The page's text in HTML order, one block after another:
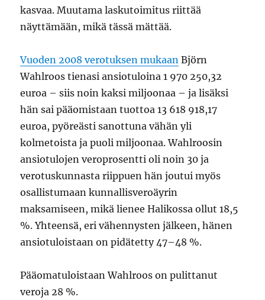
kasvaa. Muutama laskutoimitus riittää
näyttämään, mikä tässä mättää.
Vuoden 2008 verotuksen mukaan Björn
Wahlroos tienasi ansiotuloina 1 970 250,32
euroa – siis noin kaksi miljoonaa – ja lisäksi
hän sai pääomistaan tuottoa 13 618 918,17
euroa, pyöreästi sanottuna vähän yli
kolmetoista ja puoli miljoonaa. Wahlroosin
ansiotulojen veroprosentti oli noin 30 ja
verotuskunnasta riippuen hän joutui myös
osallistumaan kunnallisveroäyrin
maksamiseen, mikä lienee Halikossa ollut 18,5
%. Yhteensä, eri vähennysten jälkeen, hänen
ansiotuloistaan on pidätetty 47–48 %.
Pääomatuloistaan Wahlroos on pulittanut
veroja 28 %.